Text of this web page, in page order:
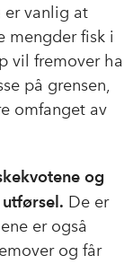
er vanlig at
mengder fisk i
vil fremover ha
på grensen,
omfanget av
og
De er
er også
og får